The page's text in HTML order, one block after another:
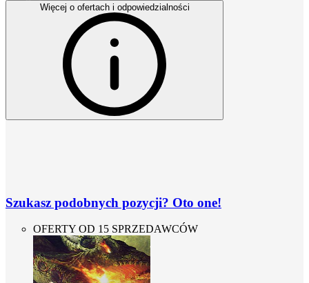
Więcej o ofertach i odpowiedzialności
Szukasz podobnych pozycji? Oto one!
OFERTY OD 15 SPRZEDAWCÓW